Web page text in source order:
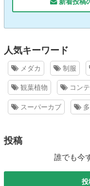
新着投稿
人気キーワード
メダカ 制服
観葉植物 コン
スーパーカブ
投稿
誰でも今
投